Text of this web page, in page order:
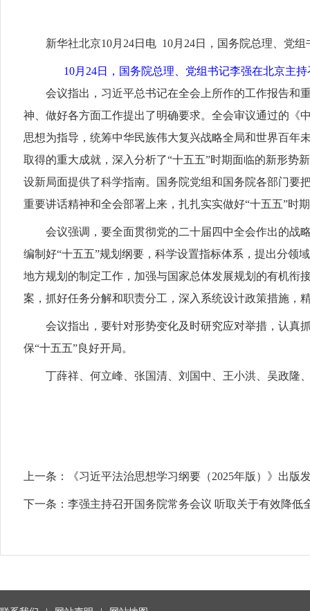
新华社北京10月24日电 10月24日，国务院总理、党
10月24日，国务院总理、党组书记李强在北京主
会议指出，习近平总书记在全会上所作的工作报告和
神、做好各方面工作提出了明确要求。全会审议通过的《
思想为指导，统筹中华民族伟大复兴战略全局和世界百年
取得的重大成就，深入分析了“十五五”时期面临的新形势
设新局面提供了科学指南。国务院党组和国务院各部门要
重要讲话精神和全会部署上来，扎扎实实做好“十五五”时
会议强调，要全面贯彻党的二十届四中全会作出的战
编制好“十五五”规划纲要，科学设置指标体系，提出分领
地方规划的制定工作，加强与国家总体发展规划的有机衔
案，抓好任务分解和职责分工，深入系统设计政策措施，
会议指出，要针对形势变化及时研究应对举措，认真
保“十五五”良好开局。
丁薛祥、何立峰、张国清、刘国中、王小洪、吴政隆
上一条： 《习近平法治思想学习纲要（2025年版）》出版
下一条： 李强主持召开国务院常务会议 听取关于有效降低